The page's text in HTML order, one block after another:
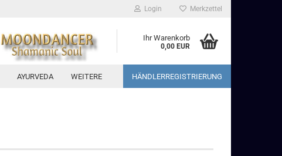
Login Merkzettel
Ihr Warenkorb
0,00 EUR
AYURVEDA HÄNDLERREGISTRIERUNG
WEITERE